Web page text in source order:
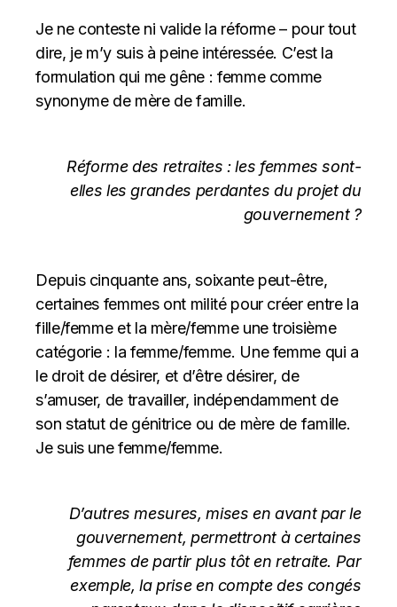
Je ne conteste ni valide la réforme – pour tout
dire, je m’y suis à peine intéressée. C’est la
formulation qui me gêne : femme comme
synonyme de mère de famille.
Réforme des retraites : les femmes sont-
elles les grandes perdantes du projet du
gouvernement ?
Depuis cinquante ans, soixante peut-être,
certaines femmes ont milité pour créer entre la
fille/femme et la mère/femme une troisième
catégorie : la femme/femme. Une femme qui a
le droit de désirer, et d’être désirer, de
s’amuser, de travailler, indépendamment de
son statut de génitrice ou de mère de famille.
Je suis une femme/femme.
D’autres mesures, mises en avant par le
gouvernement, permettront à certaines
femmes de partir plus tôt en retraite. Par
exemple, la prise en compte des congés